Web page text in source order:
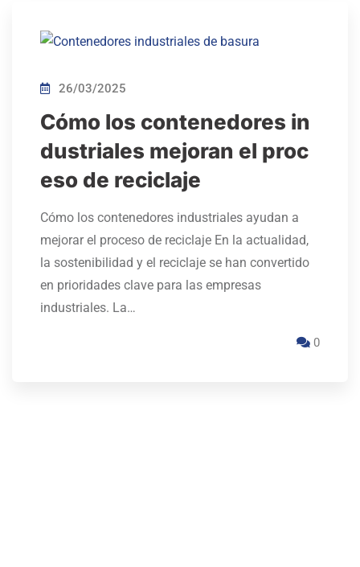
26/03/2025
Cómo los contenedores in
dustriales mejoran el proc
eso de reciclaje
Cómo los contenedores industriales ayudan a
mejorar el proceso de reciclaje En la actualidad,
la sostenibilidad y el reciclaje se han convertido
en prioridades clave para las empresas
industriales. La…
0